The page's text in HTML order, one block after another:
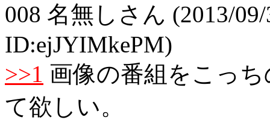
008 名無しさん (2013/
ID:ejJYIMkePM)
>>1 画像の番組をこっ
て欲しい。